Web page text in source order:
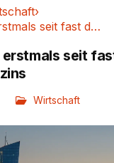
›
EZB erhöht erstmals seit fast drei Jahren Leitzins
erstmals seit
Wirtschaft